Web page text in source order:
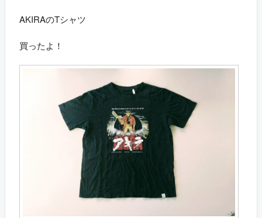
AKIRAのTシャツ
買ったよ！